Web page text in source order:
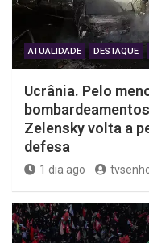
ATUALIDADE DESTAQUE
Ucrânia. Pelo
Zelensky volta a
defesa
1 dia ago